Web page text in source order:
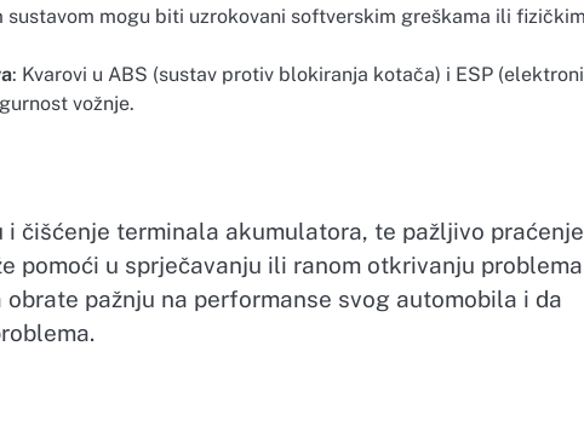
sustavom mogu biti uzrokovani softverskim greškama ili
: Kvarovi u ABS (sustav protiv blokiranja kotača) i ESP
vožnje.
čišćenje terminala akumulatora, te pažljivo praćenje
pomoći u sprječavanju ili ranom otkrivanju
pažnju na performanse svog automobila i da